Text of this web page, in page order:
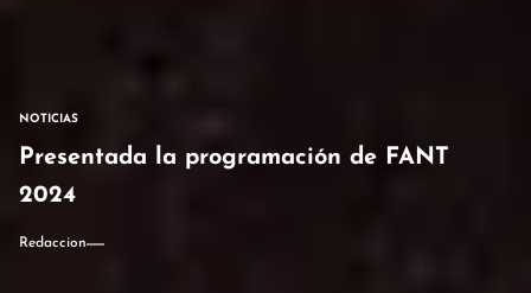
NOTICIAS
Presentada la programación de FANT
2024
Redaccion